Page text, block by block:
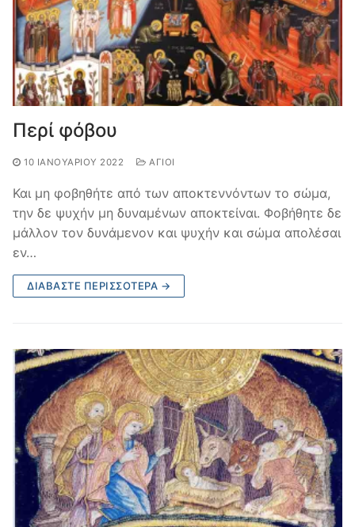
Περί φόβου
10 ΙΑΝΟΥΑΡΊΟΥ 2022 ΆΓΙΟΙ
Και μη φοβηθήτε από των αποκτεννόντων το σώμα,
την δε ψυχήν μη δυναμένων αποκτείναι. Φοβήθητε δε
μάλλον τον δυνάμενον και ψυχήν και σώμα απολέσαι
εν…
ΔΙΑΒΆΣΤΕ ΠΕΡΙΣΣΌΤΕΡΑ →